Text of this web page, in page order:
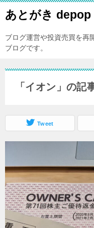
あとがき depop
ブログ運営や投資売買を再
ブログです。
「イオン」の記
Tweet